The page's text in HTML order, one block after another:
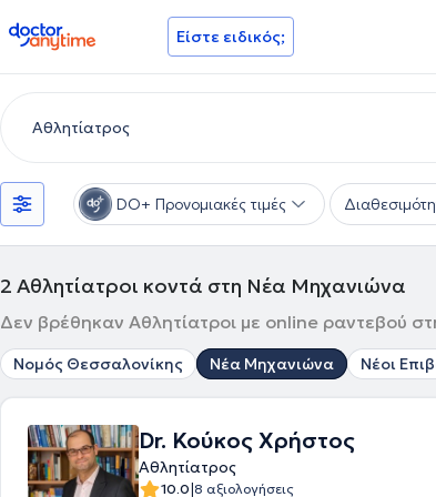
doctoranytime Είστε ειδικός;
DO+ Προνομιακές τιμές
2 Αθλητίατροι κοντά στη Νέα Μηχανιώνα
Δεν βρέθηκαν Αθλητίατροι με online ραντεβού
Νομός Θεσσαλονίκης Νέα Μηχανιώνα Νέοι
Dr. Κούκος Χρήστος
Αθλητίατρος
10.0|8 αξιολογήσεις